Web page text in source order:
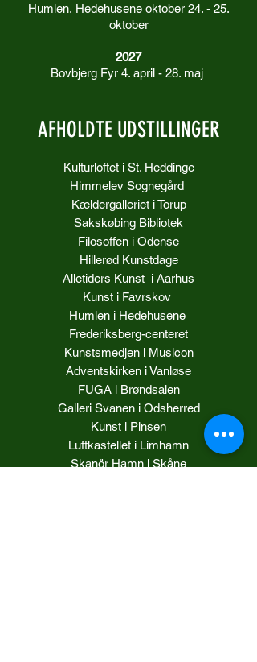
Humlen, Hedehusene oktober 24. - 25.
oktober​
2027
Bovbjerg Fyr 4. april - 28. maj
AFHOLDTE UDSTILLINGER
Kulturloftet i St. Heddinge
Himmelev Sognegård
Kældergalleriet i Torup
Sakskøbing Bibliotek
Filosoffen i Odense
Hillerød Kunstdage
Alletiders Kunst i Aarhus
Kunst i Favrskov
Humlen i Hedehusene
Frederiksberg-centeret
Kunstsmedjen i Musicon
Adventskirken i Vanløse
FUGA i Brøndsalen
Galleri Svanen i Odsherred
Kunst i Pinsen
Luftkastellet i Limhamn
Skanör Hamn i Skåne